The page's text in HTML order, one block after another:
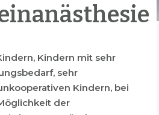
Kindern mit sehr
sehr
Kindern, bei
der